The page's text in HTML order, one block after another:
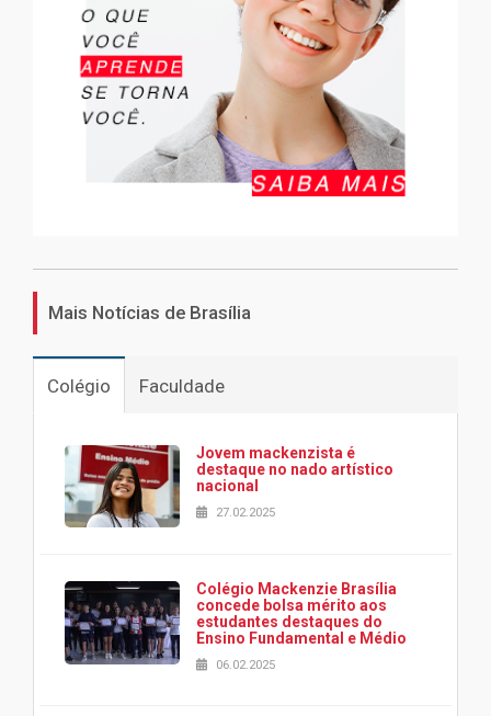
Mais Notícias de Brasília
Colégio Faculdade
Jovem mackenzista é
destaque no nado artístico
nacional
27.02.2025
Colégio Mackenzie Brasília
concede bolsa mérito aos
estudantes destaques do
Ensino Fundamental e Médio
06.02.2025